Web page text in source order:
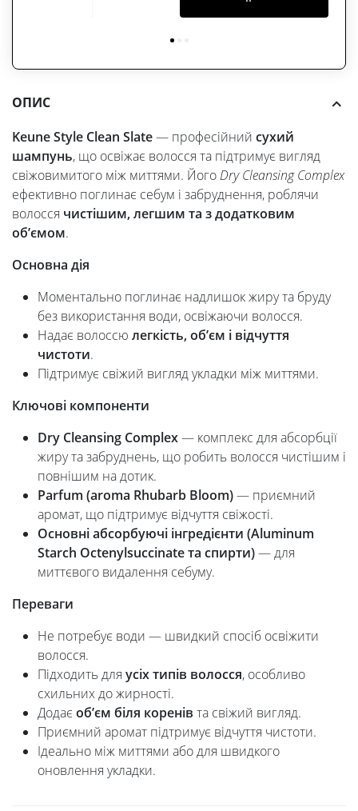
ОПИС
Keune Style Clean Slate— професійний сухий
шампунь, що освіжає волосся та підтримує вигляд
свіжовимитого між миттями. Його Dry Cleansing Complex
ефективно поглинає себум і забруднення, роблячи
волосся чистішим, легшим та з додатковим
об’ємом.
Основна дія
Моментально поглинає надлишок жиру та бруду
без використання води, освіжаючи волосся.
Надає волоссю легкість, об’єм і відчуття
чистоти.
Підтримує свіжий вигляд укладки між миттями.
Ключові компоненти
Dry Cleansing Complex— комплекс для абсорбції
жиру та забруднень, що робить волосся чистішим і
повнішим на дотик.
Parfum (aroma Rhubarb Bloom)— приємний
аромат, що підтримує відчуття свіжості.
Основні абсорбуючі інгредієнти (Aluminum
Starch Octenylsuccinate та спирти)— для
миттєвого видалення себуму.
Переваги
Не потребує води — швидкий спосіб освіжити
волосся.
Підходить для усіх типів волосся, особливо
схильних до жирності.
Додає об’єм біля коренів та свіжий вигляд.
Приємний аромат підтримує відчуття чистоти.
Ідеально між миттями або для швидкого
оновлення укладки.